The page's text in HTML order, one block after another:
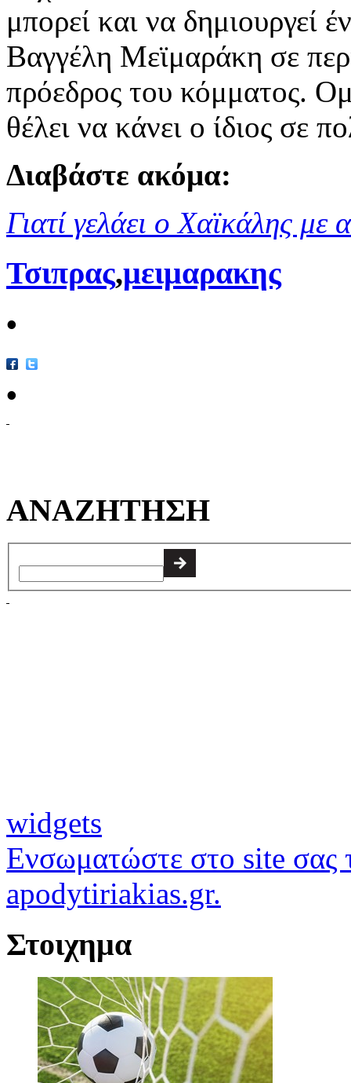
μπορεί και να δημιουργεί
Βαγγέλη Μεϊμαράκη σε
πρόεδρος του κόμματος.
θέλει να κάνει ο ίδιος σε
Διαβάστε ακόμα:
Γιατί γελάει ο Χαϊκάλης με
Τσιπρας,μειμαρακης
•
•
ΑΝΑΖΗΤΗΣΗ
widgets
Ενσωματώστε στο site σας
apodytiriakias.gr.
Στοιχημα